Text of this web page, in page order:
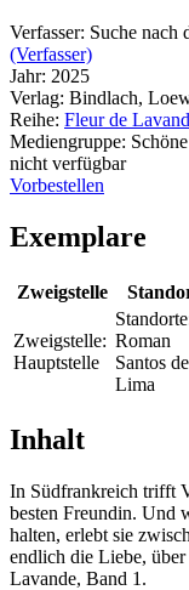
Verfasser: Suche nach
(Verfasser)
Jahr: 2025
Verlag: Bindlach,
Reihe: Fleur de
Mediengruppe:
nicht verfügbar
Vorbestellen
Exemplare
Zweigstelle
Zweigstelle:
Hauptstelle
Roman
Santos de
Lima
Inhalt
In Südfrankreich trifft
besten Freundin. Und
halten, erlebt sie
endlich die Liebe,
Lavande, Band 1.